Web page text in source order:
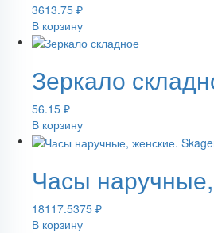
3613.75 ₽
В корзину
Зеркало
56.15 ₽
В корзину
Часы
18117.5375 ₽
В корзину